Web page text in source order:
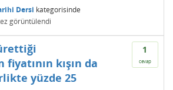
Dersi kategorisinde
görüntülendi
1
cevap
kışın da
yüzde 25